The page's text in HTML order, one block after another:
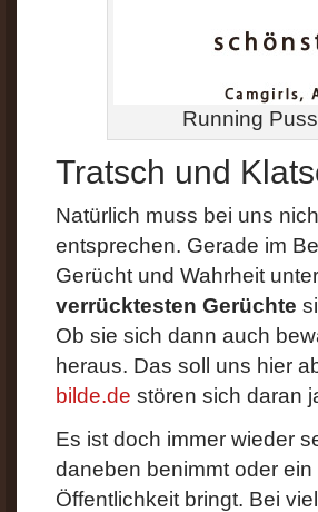
Running
Tratsch und
Natürlich muss bei uns
entsprechen. Gerade im
Gerücht und Wahrheit
verrücktesten Gerüchte
Ob sie sich dann auch
heraus. Das soll uns hier
bilde.de stören sich daran
Es ist doch immer wieder
daneben benimmt oder
Öffentlichkeit bringt. Bei